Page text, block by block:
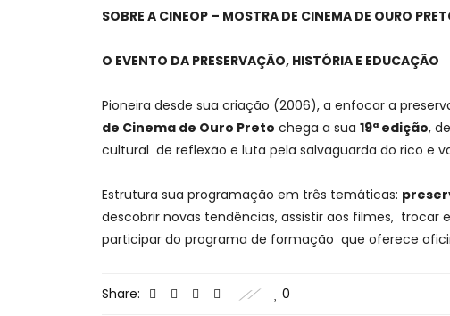
SOBRE A CINEOP – MOSTRA DE CINEMA DE OURO
O EVENTO DA PRESERVAÇÃO, HISTÓRIA E EDUCAÇÃO
Pioneira desde sua criação (2006), a enfocar a
de Cinema de Ouro Preto chega a sua 19ª edição, de
cultural de reflexão e luta pela salvaguarda do rico e
Estrutura sua programação em três temáticas:
descobrir novas tendências, assistir aos filmes,
participar do programa de formação que oferece
Share: 0